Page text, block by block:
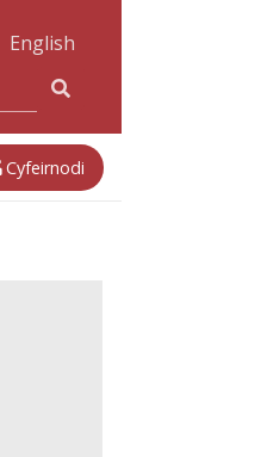
English
Cyfeirnodi